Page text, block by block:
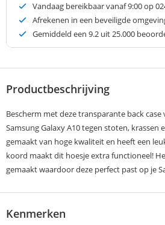
Vandaag bereikbaar vanaf 9:00 op
Afrekenen in een beveiligde
Gemiddeld een 9.2 uit 25.000
Productbeschrijving
Bescherm met deze transparante back
Samsung Galaxy A10 tegen stoten, krassen
gemaakt van hoge kwaliteit en heeft een
koord maakt dit hoesje extra functioneel!
gemaakt waardoor deze perfect past op je
Kenmerken